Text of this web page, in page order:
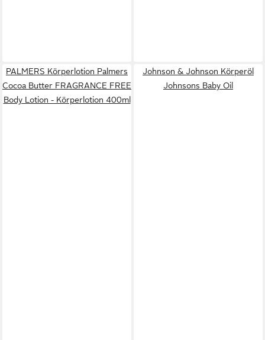
PALMERS Körperlotion Palmers
Cocoa Butter FRAGRANCE FREE
Body Lotion - Körperlotion 400ml
Johnson & Johnson Körperöl
Johnsons Baby Oil